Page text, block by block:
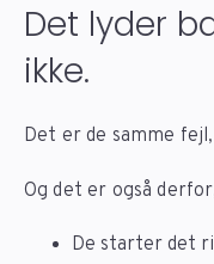
Det lyder
ikke.
Det er de samme
Og det er også
De starter det